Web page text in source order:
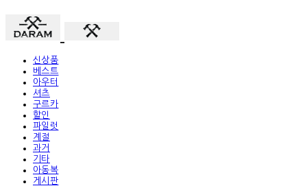
신상품
베스트
아우터
셔츠
구르카
할인
파일럿
계절
과거
기타
아동복
게시판